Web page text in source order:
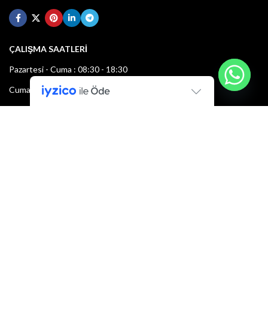
ÇALIŞMA SAATLERİ
Pazartesi - Cuma : 08:30 - 18:30
Cumartesi : 08:30 - 13:00